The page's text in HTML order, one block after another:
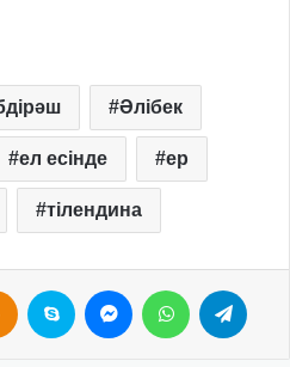
Әлібек
ел есінде ер
тілендина